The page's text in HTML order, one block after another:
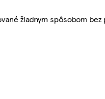
žiadnym spôsobom